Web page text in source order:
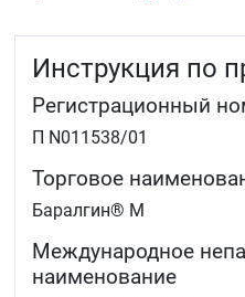
Инструкция по
Регистрационный
П N011538/01
Торговое
Баралгин® М
Международное
наименование